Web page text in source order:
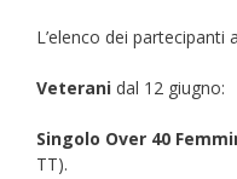
L’elenco dei partecipanti
Veterani dal 12 giugno:
Singolo Over 40
TT).